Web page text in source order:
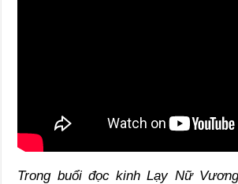
Trong buổi đọc kinh Lạy Nữ